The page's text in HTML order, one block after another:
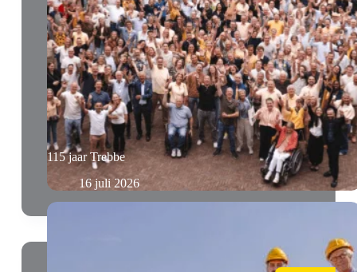
115 jaar Trebbe
16 juli 2026